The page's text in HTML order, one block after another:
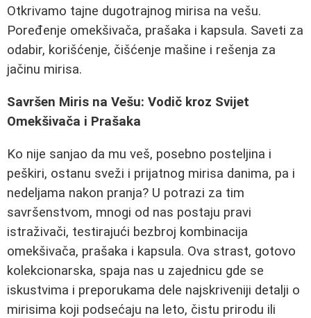
Otkrivamo tajne dugotrajnog mirisa na vešu.
Poređenje omekšivača, prašaka i kapsula. Saveti za
odabir, korišćenje, čišćenje mašine i rešenja za
jačinu mirisa.
Savršen Miris na Vešu: Vodič kroz Svijet
Omekšivača i Prašaka
Ko nije sanjao da mu veš, posebno posteljina i
peškiri, ostanu sveži i prijatnog mirisa danima, pa i
nedeljama nakon pranja? U potrazi za tim
savršenstvom, mnogi od nas postaju pravi
istraživači, testirajući bezbroj kombinacija
omekšivača, prašaka i kapsula. Ova strast, gotovo
kolekcionarska, spaja nas u zajednicu gde se
iskustvima i preporukama dele najskriveniji detalji o
mirisima koji podsećaju na leto, čistu prirodu ili